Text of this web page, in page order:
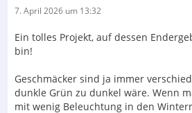
7. April 2026 um 13:32
Ein tolles Projekt, auf dessen
bin!
Geschmäcker sind ja immer
dunkle Grün zu dunkel wäre. Wenn
mit wenig Beleuchtung in den